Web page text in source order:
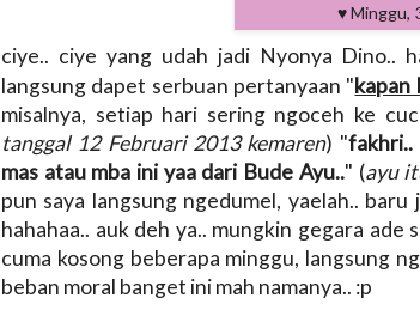
♥ Minggu,
ciye.. ciye yang udah jadi Nyonya Dino..
langsung dapet serbuan pertanyaan "kapan
misalnya, setiap hari sering ngoceh ke
tanggal 12 Februari 2013 kemaren) "fakhri..
mas atau mba ini yaa dari Bude Ayu.." (ayu
pun saya langsung ngedumel, yaelah..
hahahaa.. auk deh ya.. mungkin gegara
cuma kosong beberapa minggu, langsung
beban moral banget ini mah namanya.. :p